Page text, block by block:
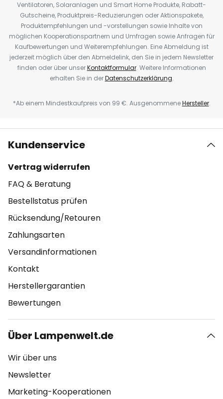
Ventilatoren, Solaranlagen und Smart Home Produkte, Rabatt-
Gutscheine, Produktpreis-Reduzierungen oder Aktionspakete,
Produktempfehlungen und -vorstellungen sowie Inhalte von
möglichen Kooperationspartnern und Umfragen sowie Anfragen für
Kaufbewertungen und Weiterempfehlungen. Eine Abmeldung ist
jederzeit möglich über den Abmeldelink, den Sie in jedem Newsletter
finden oder über unserKontaktformular. Weitere Informationen
erhalten Sie in derDatenschutzerklärung.
*Ab einem Mindestkaufpreis von 99 €. AusgenommeneHersteller.
Kundenservice
Vertrag widerrufen
FAQ & Beratung
Bestellstatus prüfen
Rücksendung/Retouren
Zahlungsarten
Versandinformationen
Kontakt
Herstellergarantien
Bewertungen
Über Lampenwelt.de
Wir über uns
Newsletter
Marketing-Kooperationen